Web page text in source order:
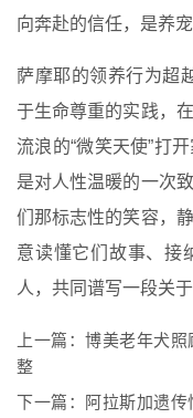
向奔赴的信任，是养
萨摩耶的领养行为超
于生命尊重的实践，
流浪的“微笑天使”打
是对人性温暖的一次
们那标志性的笑容，
意读懂它们故事、接
人，共同谱写一段关
上一篇： 博美老年犬照
整
下一篇：
阿拉斯加遗